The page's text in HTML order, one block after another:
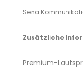
Sena
Zusätzliche
Premium-